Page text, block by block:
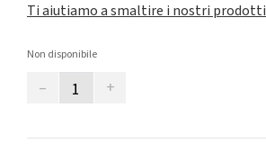
Ti aiutiamo a smaltire i nostri prodotti
Non disponibile
– +